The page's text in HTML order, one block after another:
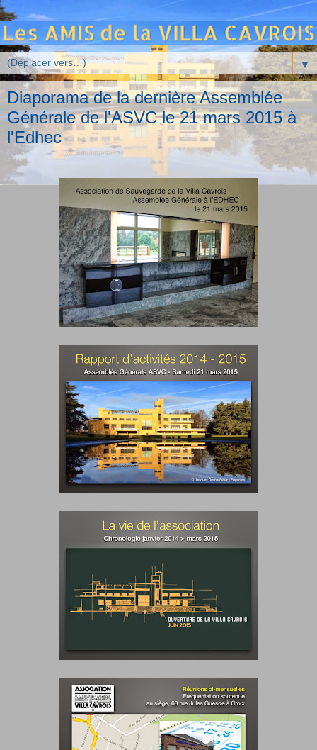
▼
Diaporama de la dernière Assemblée
Générale de l'ASVC le 21 mars 2015 à
l'Edhec